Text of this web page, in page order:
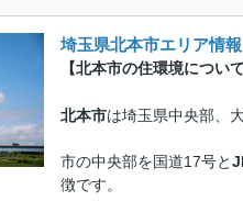
埼玉県北本市エリア情報
【北本市の住環境について
北本市は埼玉県中央部、
市の中央部を国道17号と
徴です。